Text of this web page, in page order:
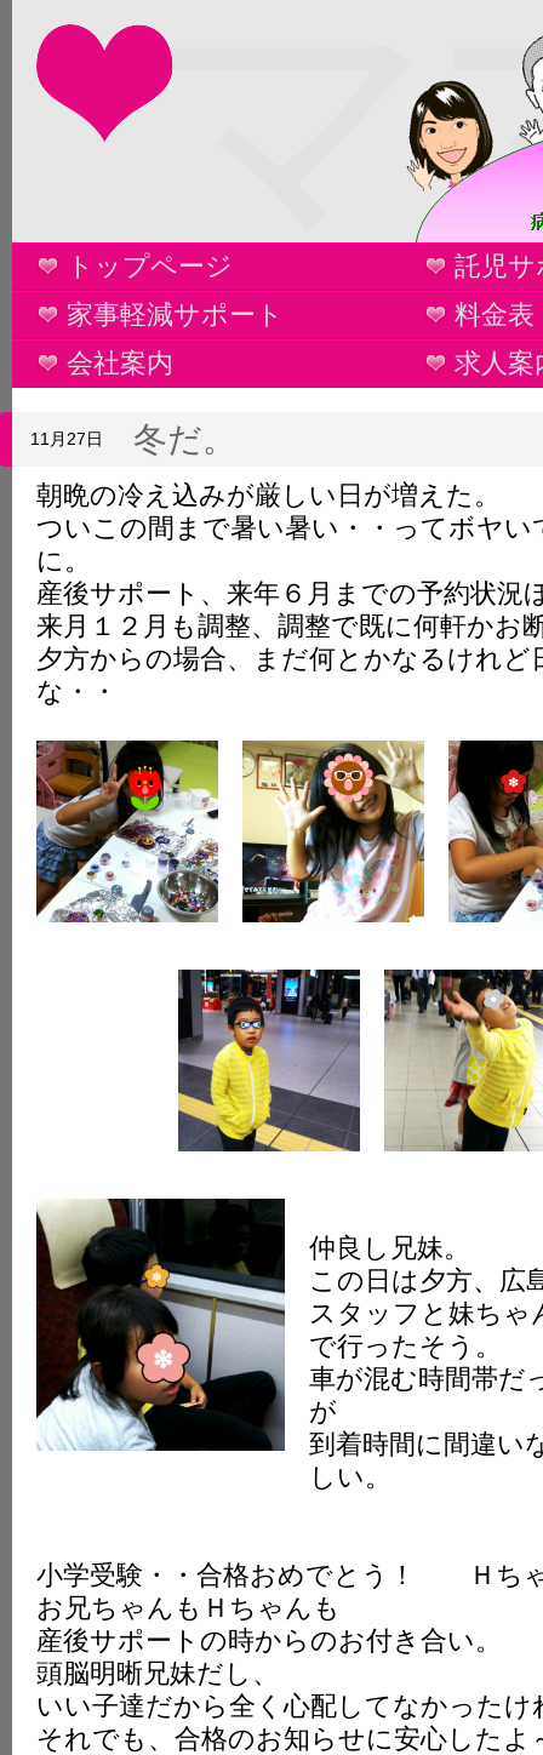
マ
トップページ
託児
家事軽減サポート
料金表
会社案内
求人案
冬だ。
11月27日
朝晩の冷え込みが厳しい日が増えた。
ついこの間まで暑い暑い・・ってボヤい
に。
産後サポート、来年６月までの予約状況
来月１２月も調整、調整で既に何軒かお
夕方からの場合、まだ何とかなるけれど
な・・
仲良し兄妹。
この日は夕方、広
スタッフと妹ちゃ
で行ったそう。
車が混む時間帯だ
が
到着時間に間違い
しい。
小学受験・・合格おめでとう！ Ｈち
お兄ちゃんもＨちゃんも
産後サポートの時からのお付き合い。
頭脳明晰兄妹だし、
いい子達だから全く心配してなかったけ
それでも、合格のお知らせに安心したよ